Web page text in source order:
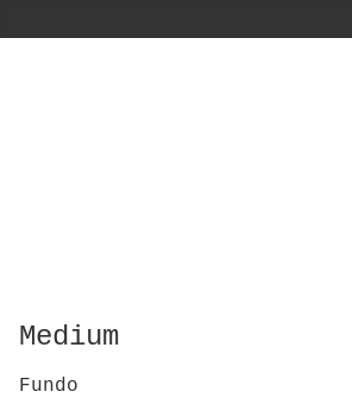
Medium
Fundo